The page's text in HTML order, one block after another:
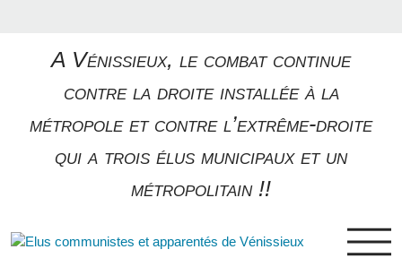
A Vénissieux, le combat continue
contre la droite installée à la
métropole et contre l’extrême-droite
qui a trois élus municipaux et un
métropolitain !!